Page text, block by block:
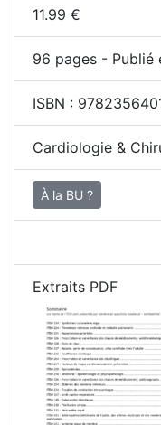
11.99 €
96 pages - Publié
ISBN :
Cardiologie &
À la BU ?
Extraits PDF